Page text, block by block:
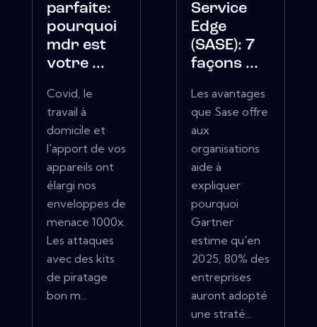
parfaite:
pourquoi
mdr est
votre ...
Covid, le
travail à
domicile et
l'apport de vos
appareils ont
élargi nos
enveloppes de
menace 1000x.
Les attaques
avec des kits
de piratage
bon m...
Service
Edge
(SASE): 7
façons ...
Les avantages
que Sase offre
aux
organisations
aide à
expliquer
pourquoi
Gartner
estime qu'en
2025, 80% des
entreprises
auront adopté
une straté...